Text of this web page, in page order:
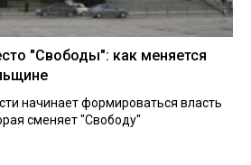
"Свободы": как меняется
начинает формироваться власть
сменяет "Свободу"